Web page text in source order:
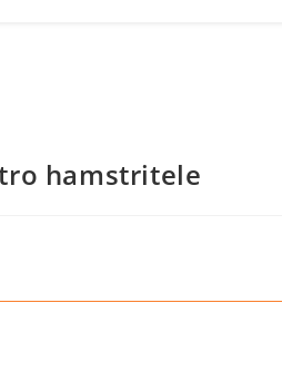
hamstritele